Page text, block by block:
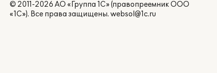
© 2011-2026 АО «Группа 1С» (правопреемник ООО
«1С»). Все права защищены. websol@1c.ru